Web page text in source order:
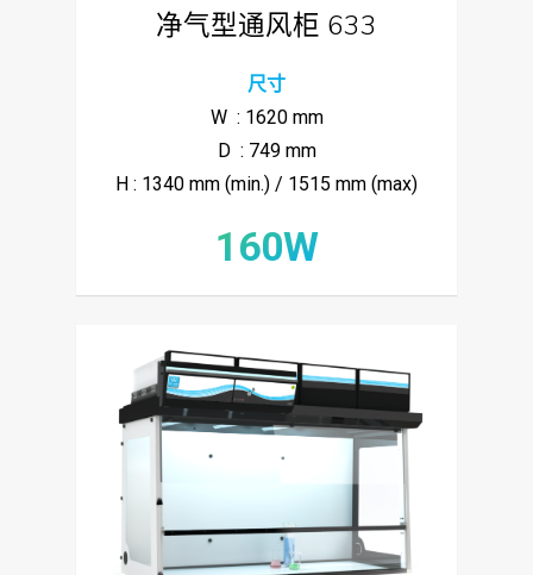
净气型通风柜 633
尺寸
W : 1620 mm
D : 749 mm
H : 1340 mm (min.) / 1515 mm (max)
160W